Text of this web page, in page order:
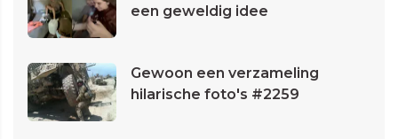
een geweldig idee
Gewoon een verzameling
hilarische foto's #2259